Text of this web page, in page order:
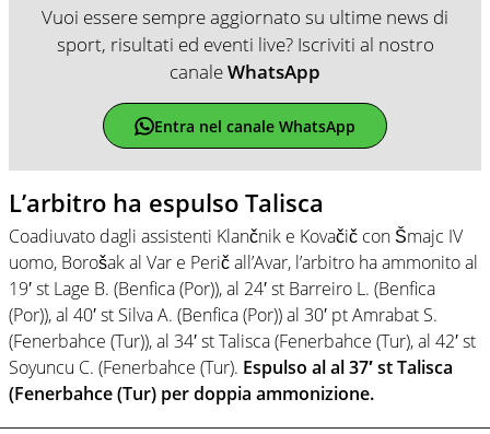
Vuoi essere sempre aggiornato su ultime news di
sport, risultati ed eventi live? Iscriviti al nostro
canaleWhatsApp
Entra nel canale WhatsApp
L’arbitro ha espulso Talisca
Coadiuvato dagli assistenti Klančnik e Kovačič con Šmajc IV
uomo, Borošak al Var e Perič all’Avar, l’arbitro ha ammonito al
19′ st Lage B. (Benfica (Por)), al 24′ st Barreiro L. (Benfica
(Por)), al 40′ st Silva A. (Benfica (Por)) al 30′ pt Amrabat S.
(Fenerbahce (Tur)), al 34′ st Talisca (Fenerbahce (Tur), al 42′ st
Soyuncu C. (Fenerbahce (Tur). Espulso al al 37′ st Talisca
(Fenerbahce (Tur) per doppia ammonizione.